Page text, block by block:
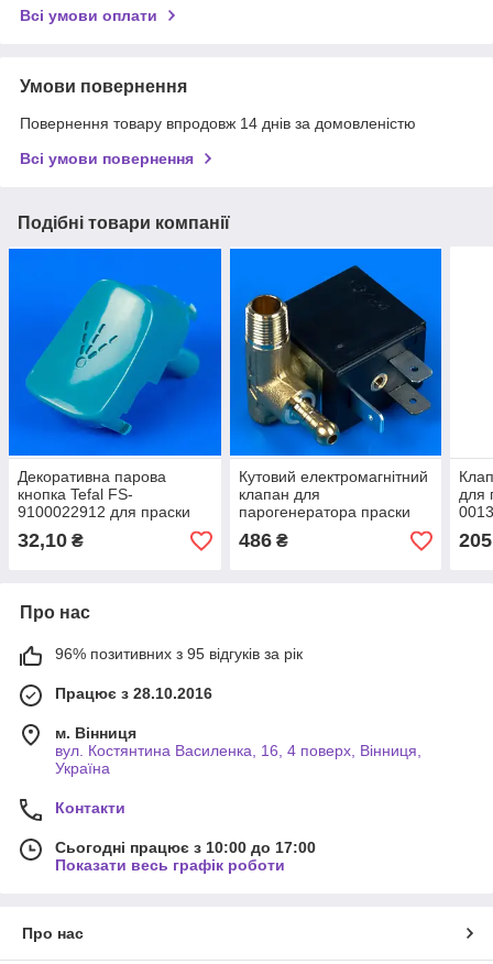
Всі умови оплати
Умови повернення
Повернення товару впродовж 14 днів за домовленістю
Всі умови повернення
Подібні товари компанії
Декоративна парова
кнопка Tefal FS-
9100022912 для праски
32,10 ₴
Кутовий електромагнітний
клапан для
парогенератора праски
1/8" (правий вихід)
486₴
для
205
Про нас
96% позитивних з 95 відгуків за рік
Працює з 28.10.2016
м. Вінниця
вул. Костянтина Василенка, 16, 4 поверх, Вінниця,
Україна
Контакти
Сьогодні працює з 10:00 до 17:00
Показати весь графік роботи
Про нас